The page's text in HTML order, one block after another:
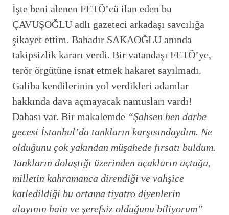
İşte beni alenen FETÖ’cü ilan eden bu
ÇAVUŞOĞLU adlı gazeteci arkadaşı savcılığa
şikayet ettim. Bahadır SAKAOĞLU anında
takipsizlik kararı verdi. Bir vatandaşı FETÖ’ye,
terör örgütüne isnat etmek hakaret sayılmadı.
Galiba kendilerinin yol verdikleri adamlar
hakkında dava açmayacak namusları vardı!
Dahası var. Bir makalemde “Şahsen ben darbe
gecesi İstanbul’da tankların karşısındaydım. Ne
olduğunu çok yakından müşahede fırsatı buldum.
Tankların dolaştığı üzerinden uçakların uçtuğu,
milletin kahramanca direndiği ve vahşice
katledildiği bu ortama tiyatro diyenlerin
alayının hain ve şerefsiz olduğunu biliyorum”